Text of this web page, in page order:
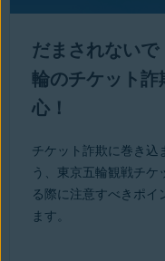
だまされない
輪のチケット詐
心！
チケット詐欺に巻き込
う、東京五輪観戦チケ
る際に注意すべきポイ
ます。